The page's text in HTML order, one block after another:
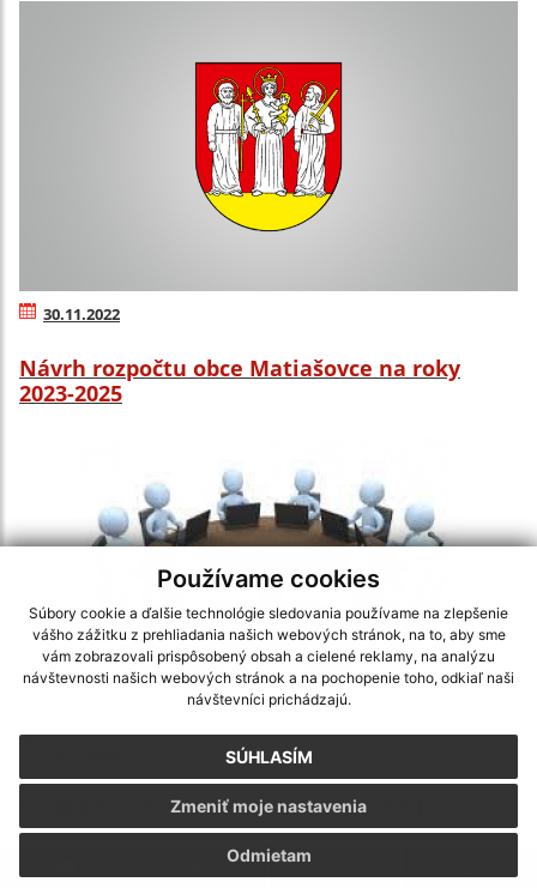
Používame cookies
Súbory cookie a ďalšie technológie sledovania používame na zlepšenie
vášho zážitku z prehliadania našich webových stránok, na to, aby sme
vám zobrazovali prispôsobený obsah a cielené reklamy, na analýzu
návštevnosti našich webových stránok a na pochopenie toho, odkiaľ naši
návštevníci prichádzajú.
SÚHLASÍM
Odmietam
Zmeniť moje nastavenia
30.11.2022
Návrh rozpočtu obce Matiašovce na roky
2023-2025
Program zasadnutia Obecného zastupiteľstva